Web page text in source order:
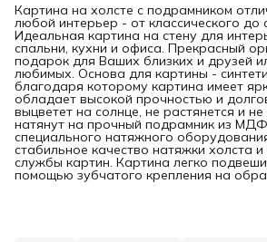
Картина на холсте с подрамником
любой интерьер - от классического до
Идеальная картина на стену для
спальни, кухни и офиса. Прекрасный
подарок для Ваших близких и друзей
любимых. Основа для картины -
благодаря которому картина имеет
обладает высокой прочностью и
выцветет на солнце, не растянется и
натянут на прочный подрамник из
специального натяжного
стабильное качество натяжки холста
службы картин. Картина легко
помощью зубчатого крепления на